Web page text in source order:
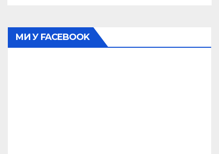
МИ У FACEBOOK